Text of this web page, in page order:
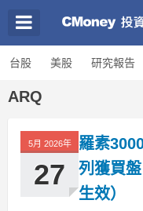
台股 美股 研究報告
ARQ
5月 2026年
27
羅素
列獲買
生效）